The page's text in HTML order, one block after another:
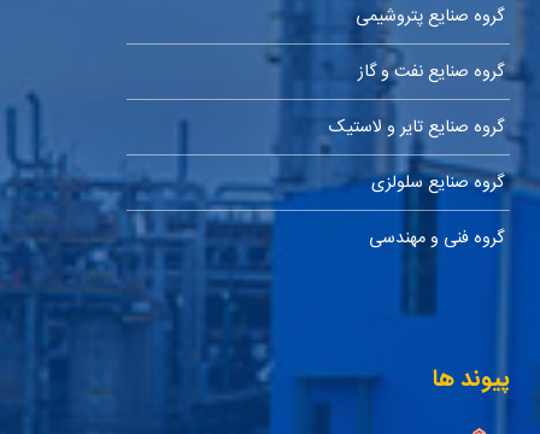
گروه صنایع پتروشیمی
گروه صنایع نفت و گاز
گروه صنایع تایر و لاستیک
گروه صنایع سلولزی
گروه فنی و مهندسی
پیوند ها